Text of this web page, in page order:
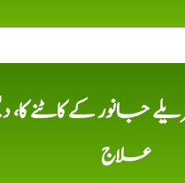
جانور کے کاٹنے کا،
علاج